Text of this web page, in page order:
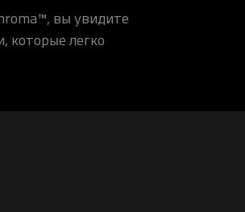
вы увидите
которые легко